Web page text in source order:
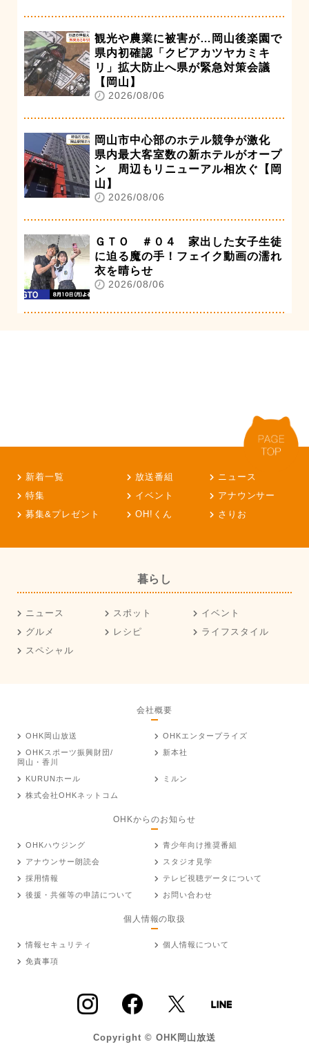
観光や農業に被害が…岡山後楽園で
県内初確認「クビアカツヤカミキ
リ」拡大防止へ県が緊急対策会議
【岡山】
2026/08/06
岡山市中心部のホテル競争が激化
県内最大客室数の新ホテルがオープ
ン 周辺もリニューアル相次ぐ【岡
山】
2026/08/06
ＧＴＯ ＃０４ 家出した女子生徒
に迫る魔の手！フェイク動画の濡れ
衣を晴らせ
2026/08/06
新着一覧 放送番組
ニュース
特集
イベント
アナウンサー
募集&プレゼント
OH!くん さりお
暮らし
ニュース スポット
イベント
グルメ
レシピ
ライフスタイル
スペシャル
会社概要
OHK岡山放送
OHKエンタープライズ
OHKスポーツ振興財団/
岡山・香川
新本社
KURUNホール
ミルン
株式会社OHKネットコム
OHKからのお知らせ
OHKハウジング
青少年向け推奨番組
アナウンサー朗読会
スタジオ見学
採用情報
テレビ視聴データについて
後援・共催等の申請について
お問い合わせ
個人情報の取扱
情報セキュリティ
個人情報について
免責事項
Copyright © OHK岡山放送